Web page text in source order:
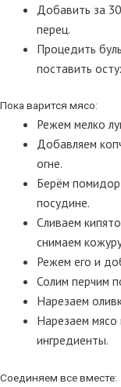
Добавить за
перец.
Процедить
поставить
Пока варится мясо:
Режем мелко
Добавляем
огне.
Берём
посудине.
Сливаем
снимаем
Режем его и
Солим перчим
Нарезаем
Нарезаем
ингредиенты.
Соединяем все вместе: